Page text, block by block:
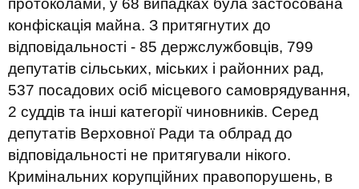
протоколами, у 68 випадках була застосована
конфіскація майна. З притягнутих до
відповідальності - 85 держслужбовців, 799
депутатів сільських, міських і районних рад,
537 посадових осіб місцевого самоврядування,
2 суддів та інші категорії чиновників. Серед
депутатів Верховної Ради та облрад до
відповідальності не притягували нікого.
Кримінальних корупційних правопорушень, в